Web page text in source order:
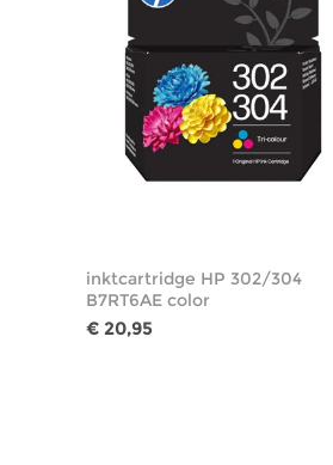
inktcartridge HP 302/304
B7RT6AE color
€ 20,95